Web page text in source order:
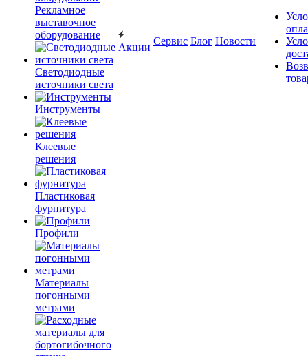
Рекламное
выставочное
оборудование
Светодиодные
источники света
Инструменты
Клеевые
решения
Пластиковая
фурнитура
Профили
Материалы
погонными
метрами
Акции
Сервис Блог Новости